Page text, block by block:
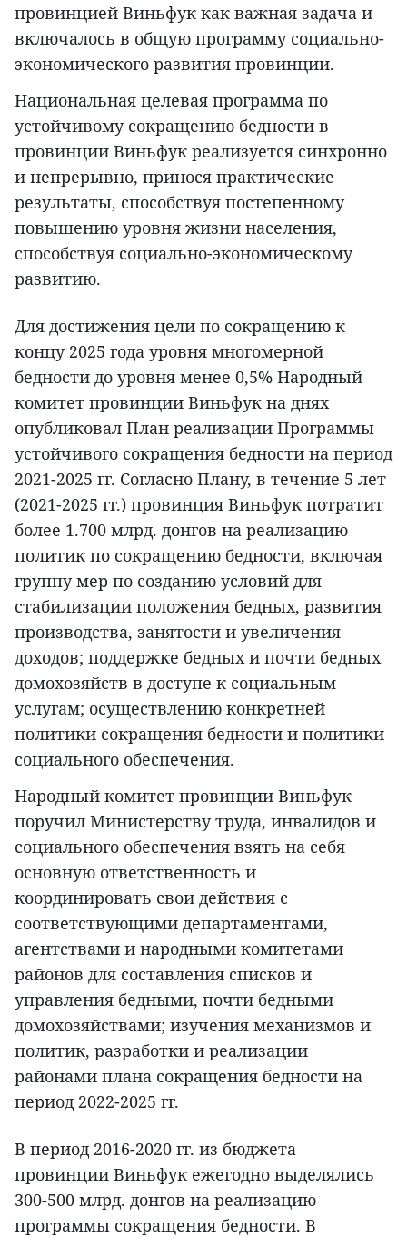
провинцией Виньфук как важная задача и
включалось в общую программу социально-
экономического развития провинции.
Национальная целевая программа по
устойчивому сокращению бедности в
провинции Виньфук реализуется синхронно
и непрерывно, принося практические
результаты, способствуя постепенному
повышению уровня жизни населения,
способствуя социально-экономическому
развитию.
Для достижения цели по сокращению к
концу 2025 года уровня многомерной
бедности до уровня менее 0,5% Народный
комитет провинции Виньфук на днях
опубликовал План реализации Программы
устойчивого сокращения бедности на период
2021-2025 гг. Согласно Плану, в течение 5 лет
(2021-2025 гг.) провинция Виньфук потратит
более 1.700 млрд. донгов на реализацию
политик по сокращению бедности, включая
группу мер по созданию условий для
стабилизации положения бедных, развития
производства, занятости и увеличения
доходов; поддержке бедных и почти бедных
домохозяйств в доступе к социальным
услугам; осуществлению конкретней
политики сокращения бедности и политики
социального обеспечения.
Народный комитет провинции Виньфук
поручил Министерству труда, инвалидов и
социального обеспечения взять на себя
основную ответственность и
координировать свои действия с
соответствующими департаментами,
агентствами и народными комитетами
районов для составления списков и
управления бедными, почти бедными
домохозяйствами; изучения механизмов и
политик, разработки и реализации
районами плана сокращения бедности на
период 2022-2025 гг.
В период 2016-2020 гг. из бюджета
провинции Виньфук ежегодно выделялись
300-500 млрд. донгов на реализацию
программы сокращения бедности. В